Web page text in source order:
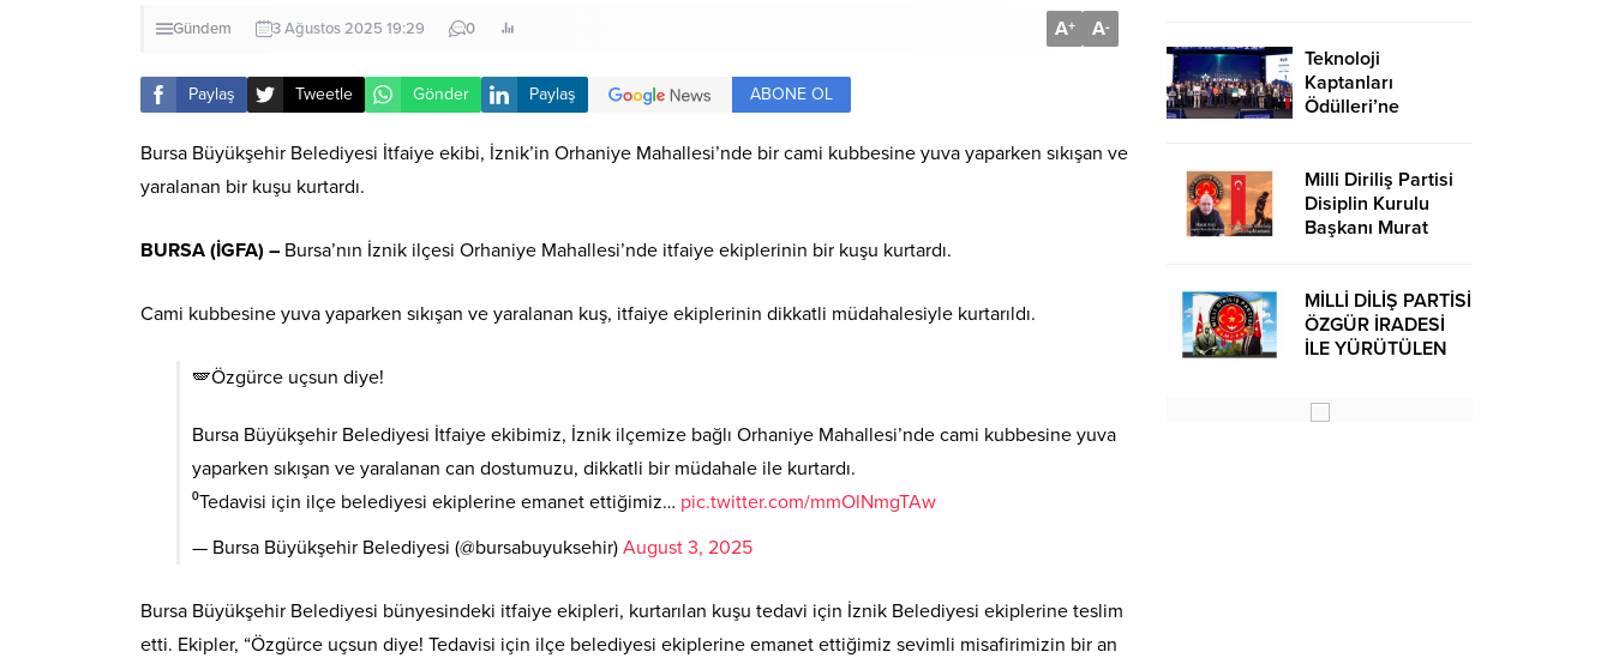
Gündem 3 Ağustos 2025 19:29 0 A+ A-
Paylaş Tweetle Gönder Paylaş ABONE OL
Bursa Büyükşehir Belediyesi İtfaiye ekibi, İznik’in Orhaniye Mahallesi’nde bir cami kubbesine yuva yaparken sıkışan ve
yaralanan bir kuşu kurtardı.
BURSA (İGFA) – Bursa’nın İznik ilçesi Orhaniye Mahallesi’nde itfaiye ekiplerinin bir kuşu kurtardı.
Cami kubbesine yuva yaparken sıkışan ve yaralanan kuş, itfaiye ekiplerinin dikkatli müdahalesiyle kurtarıldı.
🪽Özgürce uçsun diye!
Bursa Büyükşehir Belediyesi İtfaiye ekibimiz, İznik ilçemize bağlı Orhaniye Mahallesi’nde cami kubbesine yuva
yaparken sıkışan ve yaralanan can dostumuzu, dikkatli bir müdahale ile kurtardı.
⁰Tedavisi için ilçe belediyesi ekiplerine emanet ettiğimiz… pic.twitter.com/mmOlNmgTAw
— Bursa Büyükşehir Belediyesi (@bursabuyuksehir) August 3, 2025
Bursa Büyükşehir Belediyesi bünyesindeki itfaiye ekipleri, kurtarılan kuşu tedavi için İznik Belediyesi ekiplerine teslim
etti. Ekipler, “Özgürce uçsun diye! Tedavisi için ilçe belediyesi ekiplerine emanet ettiğimiz sevimli misafirimizin bir an
UZAK TUTUMUŞ
OLACAKTIR
Teknoloji
Kaptanları
Ödülleri’ne
Milli Diriliş Partisi
Disiplin Kurulu
Başkanı Murat
Basın Açıklaması
MİLLİ DİLİŞ PARTİSİ
ÖZGÜR İRADESİ
İLE YÜRÜTÜLEN
OLUŞUMUDUR